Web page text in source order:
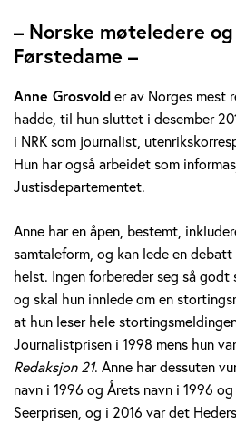
n
n
e
G
r
s
v
o
l
d
– Norske møteledere
Førstedame –
Anne Grosvold er av Norges mest
hadde, til hun sluttet i desember
i NRK som journalist,
Hun har også arbeidet som
Justisdepartementet.
Anne har en åpen, bestemt,
samtaleform, og kan lede en
helst. Ingen forbereder seg så godt
og skal hun innlede om en
at hun leser hele
Journalistprisen i 1998 mens hun
Redaksjon 21. Anne har dessuten
navn i 1996 og Årets navn i 1996
Seerprisen, og i 2016 var det